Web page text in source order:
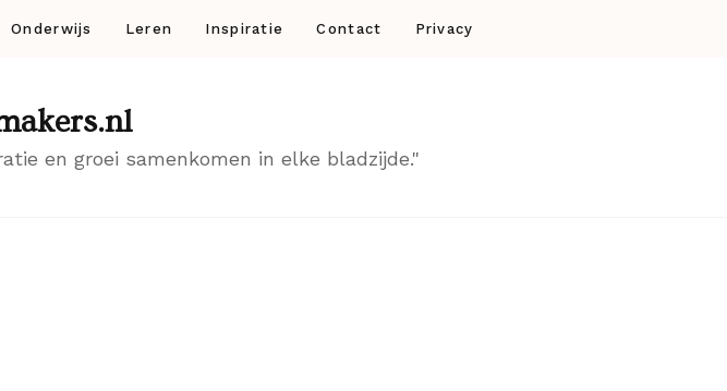
Onderwijs Leren Inspiratie Contact Privacy
en groei samenkomen in elke bladzijde."